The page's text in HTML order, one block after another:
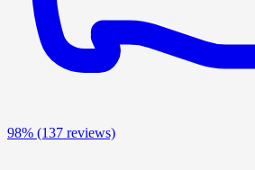
98% (137 reviews)